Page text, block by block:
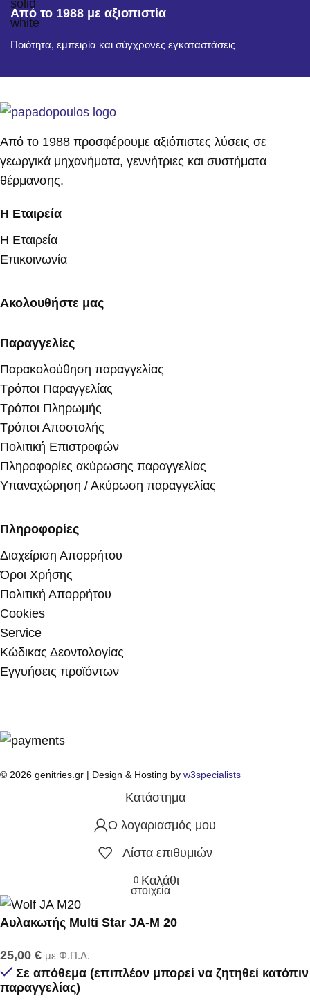
Από το 1988 με αξιοπιστία
Ποιότητα, εμπειρία και σύγχρονες εγκαταστάσεις
Από το 1988 προσφέρουμε αξιόπιστες λύσεις σε
γεωργικά μηχανήματα, γεννήτριες και συστήματα
θέρμανσης.
Η Εταιρεία
Η Εταιρεία
Επικοινωνία
Ακολουθήστε μας
Παραγγελίες
Παρακολούθηση παραγγελίας
Τρόποι Παραγγελίας
Τρόποι Πληρωμής
Τρόποι Αποστολής
Πολιτική Επιστροφών
Πληροφορίες ακύρωσης παραγγελίας
Υπαναχώρηση / Ακύρωση παραγγελίας
Πληροφορίες
Διαχείριση Απορρήτου
Όροι Χρήσης
Πολιτική Απορρήτου
Cookies
Service
Κώδικας Δεοντολογίας
Εγγυήσεις προϊόντων
© 2026 genitries.gr | Design & Hosting by w3specialists
Κατάστημα
Ο λογαριασμός μου
Λίστα επιθυμιών
0
στοιχεία
Καλάθι
Αυλακωτής Multi Star JA-M 20
25,00 € με Φ.Π.Α.
Σε απόθεμα (επιπλέον μπορεί να ζητηθεί κατόπιν
παραγγελίας)